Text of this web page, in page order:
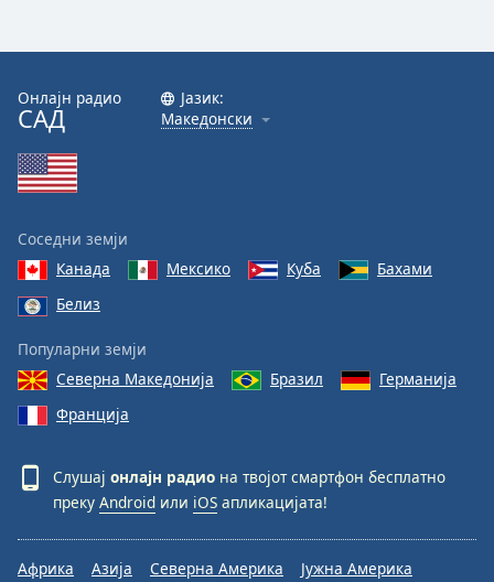
Онлајн радио
САД
Јазик:
Македонски
Соседни земји
Канада
Мексико Куба
Бахами
Белиз
Популарни земји
Северна Македонија
Бразил
Германија
Франција
Слушај онлајн радио на твојот смартфон бесплатно
преку Android или iOS апликацијата!
Африка Азија Северна Америка Јужна Америка